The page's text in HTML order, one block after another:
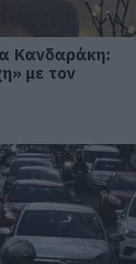
Κανδαράκη:
με τον